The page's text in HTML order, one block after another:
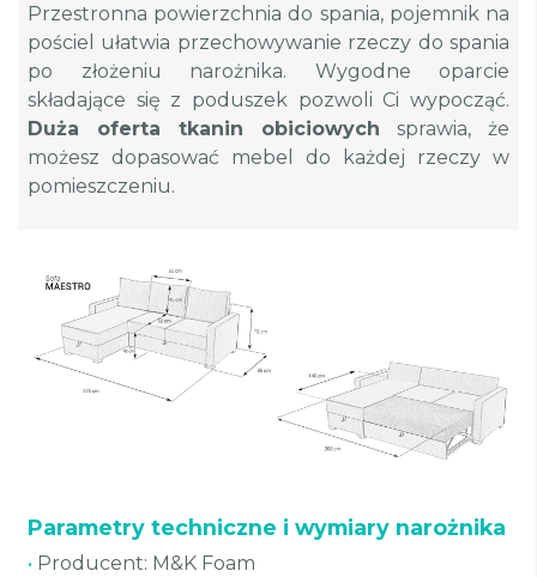
Przestronna powierzchnia do spania, pojemnik na
pościel ułatwia przechowywanie rzeczy do spania
po złożeniu narożnika. Wygodne oparcie
składające się z poduszek pozwoli Ci wypocząć.
Duża oferta tkanin obiciowych sprawia, że
możesz dopasować mebel do każdej rzeczy w
pomieszczeniu.
Parametry techniczne i wymiary narożnika
• Producent: M&K Foam